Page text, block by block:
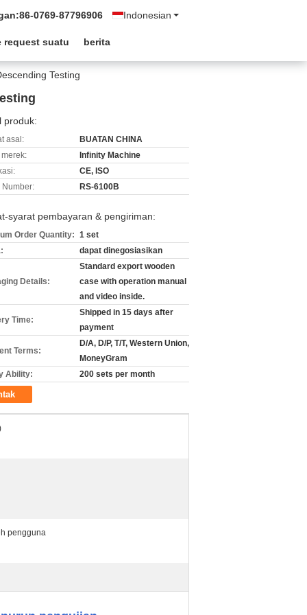
Indonesian
86-0769-87796906
request suatu berita
Testing
produk:
asal:
BUATAN CHINA
merek:
Infinity Machine
CE, ISO
Number:
RS-6100B
syarat pembayaran & pengiriman:
Order Quantity: 1 set
dapat dinegosiasikan
Details:
Standard export wooden
case with operation manual
and video inside.
Time:
Shipped in 15 days after
payment
Terms:
D/A, D/P, T/T, Western Union,
MoneyGram
Ability:
200 sets per month
pengguna